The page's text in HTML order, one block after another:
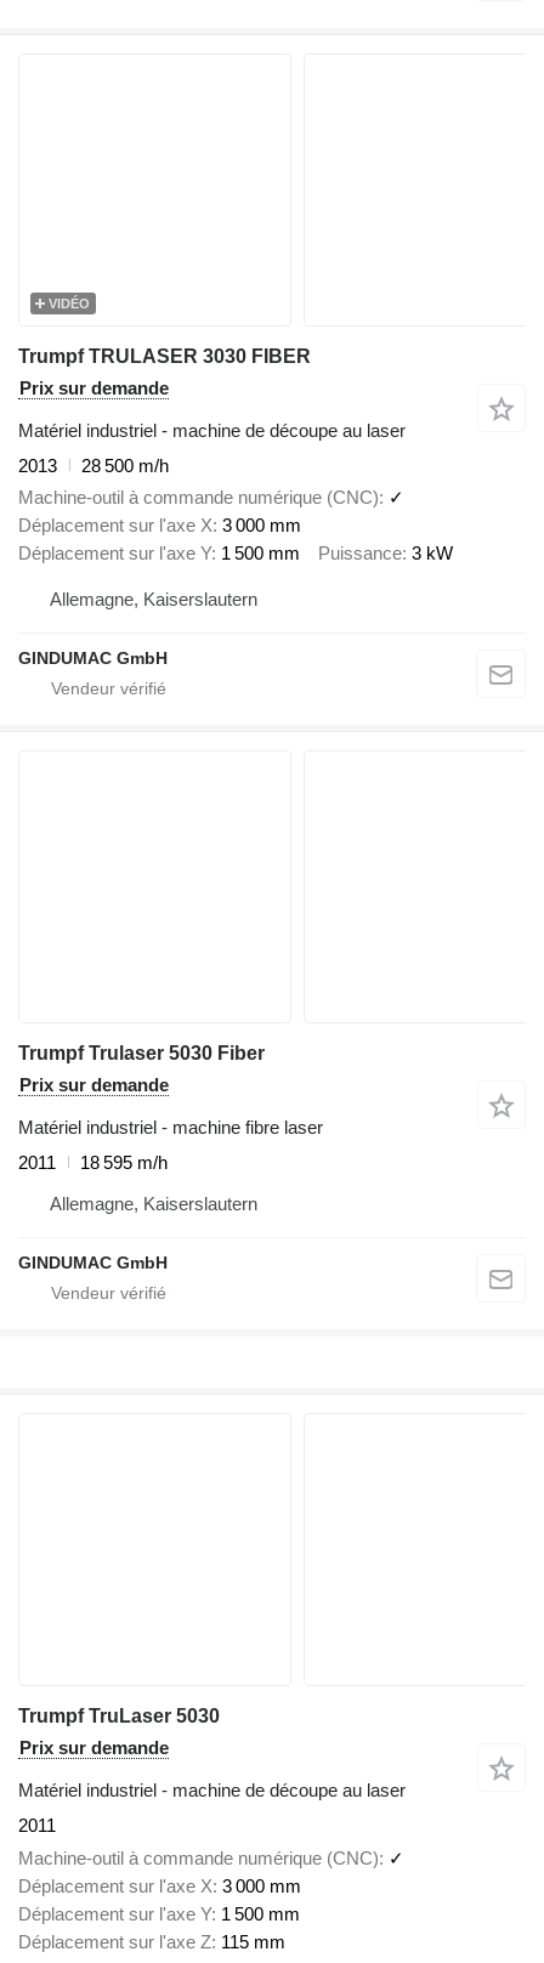
VIDÉO
Trumpf TRULASER 3030 FIBER
Prix sur demande
Matériel industriel - machine de découpe au laser
2013
28 500 m/h
Machine-outil à commande numérique (CNC)
✓
Déplacement sur l'axe X 3 000 mm
Déplacement sur l'axe Y 1 500 mm Puissance 3 kW
Allemagne, Kaiserslautern
GINDUMAC GmbH
Trumpf Trulaser 5030 Fiber
Prix sur demande
Matériel industriel - machine fibre laser
2011
18 595 m/h
Allemagne, Kaiserslautern
GINDUMAC GmbH
Trumpf TruLaser 5030
Prix sur demande
Matériel industriel - machine de découpe au laser
2011
Machine-outil à commande numérique (CNC)
✓
Déplacement sur l'axe X 3 000 mm
Déplacement sur l'axe Y 1 500 mm
Déplacement sur l'axe Z 115 mm